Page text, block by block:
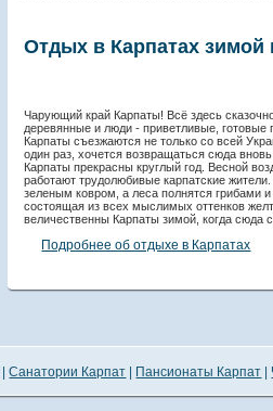
Отдых в Карпатах зимой
Чарующий край Карпаты! Всё здесь
деревянные и люди - приветливые, готовые
Карпаты съезжаются не только со всей
один раз, хочется возвращаться сюда
Карпаты прекрасны круглый год. Весной
работают трудолюбивые карпатские
зеленым ковром, а леса полнятся грибами
состоящая из всех мыслимых оттенков
величественны Карпаты зимой, когда сюда
Подробнее об отдыхе в Карпатах
|Санатории Карпат | Пансионаты Карпат |